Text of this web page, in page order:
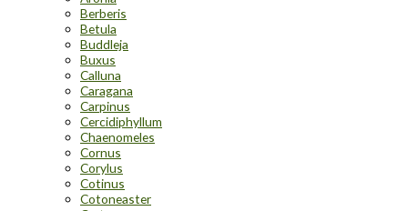
Berberis
Betula
Buddleja
Buxus
Calluna
Caragana
Carpinus
Cercidiphyllum
Chaenomeles
Cornus
Corylus
Cotinus
Cotoneaster